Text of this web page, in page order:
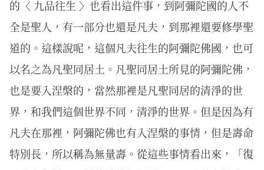
的〈 九品往生 〉也看出這件事，到阿彌陀國的人不
全是聖人，有一部分也還是凡夫，到那裡還要修學聖
道的。這樣說呢，這個凡夫往生的阿彌陀佛國，也可
以名之為凡聖同居土。凡聖同居土所見的阿彌陀佛，
也是要入涅槃的，當然那裡是凡聖同居的清淨的世
界，和我們這個世界不同，清淨的世界。但是因為有
凡夫在那裡，阿彌陀佛也有入涅槃的事情，但是壽命
特別長，所以稱為無量壽。從這些事情看出來，「復